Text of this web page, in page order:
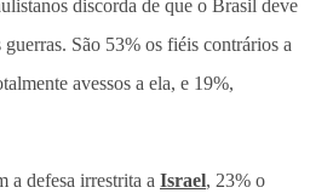
discorda de que o Brasil deve
guerras. São 53% os fiéis contrários a
avessos a ela, e 19%,
a defesa irrestrita a Israel, 23% o